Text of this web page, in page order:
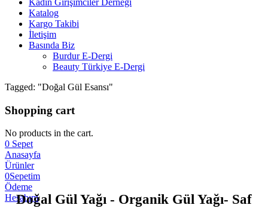
Kadın Girişimciler Derneği
Katalog
Kargo Takibi
İletişim
Basında Biz
Burdur E-Dergi
Beauty Türkiye E-Dergi
Tagged: "Doğal Gül Esansı"
Shopping cart
No products in the cart.
0 Sepet
Anasayfa
Ürünler
0Sepetim
Ödeme
Hesabım
Doğal Gül Yağı - Organik Gül Yağı- Saf